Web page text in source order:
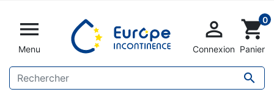

Menu


Connexion
shopping_cart0
Panier